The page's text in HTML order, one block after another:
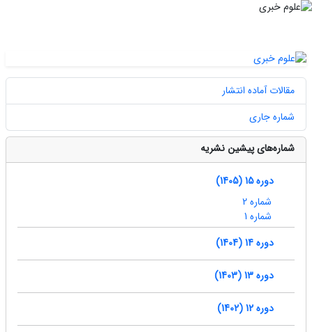
مقالات آماده انتشار
شماره جاری
شماره‌های پیشین نشریه
دوره 15 (1405)
شماره 2
شماره 1
دوره 14 (1404)
دوره 13 (1403)
دوره 12 (1402)